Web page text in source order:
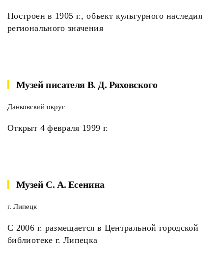
Построен в 1905 г., объект культурного наследия
регионального значения
Музей писателя В. Д. Ряховского
Данковский округ
Открыт 4 февраля 1999 г.
Музей С. А. Есенина
г. Липецк
С 2006 г. размещается в Центральной городской
библиотеке г. Липецка